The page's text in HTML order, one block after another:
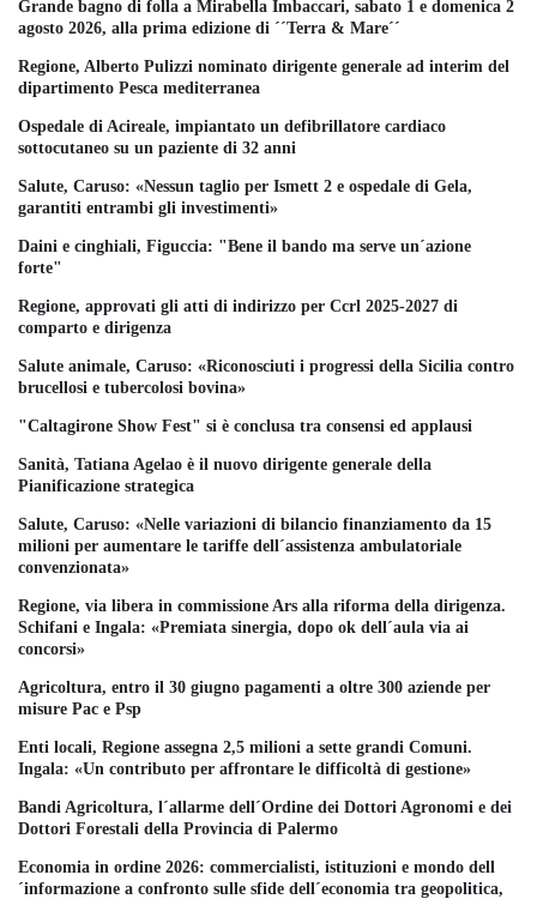
Grande bagno di folla a Mirabella Imbaccari, sabato 1 e domenica 2
agosto 2026, alla prima edizione di ´´Terra & Mare´´
Regione, Alberto Pulizzi nominato dirigente generale ad interim del
dipartimento Pesca mediterranea
Ospedale di Acireale, impiantato un defibrillatore cardiaco
sottocutaneo su un paziente di 32 anni
Salute, Caruso: «Nessun taglio per Ismett 2 e ospedale di Gela,
garantiti entrambi gli investimenti»
Daini e cinghiali, Figuccia: "Bene il bando ma serve un´azione
forte"
Regione, approvati gli atti di indirizzo per Ccrl 2025-2027 di
comparto e dirigenza
Salute animale, Caruso: «Riconosciuti i progressi della Sicilia contro
brucellosi e tubercolosi bovina»
"Caltagirone Show Fest" si è conclusa tra consensi ed applausi
Sanità, Tatiana Agelao è il nuovo dirigente generale della
Pianificazione strategica
Salute, Caruso: «Nelle variazioni di bilancio finanziamento da 15
milioni per aumentare le tariffe dell´assistenza ambulatoriale
convenzionata»
Regione, via libera in commissione Ars alla riforma della dirigenza.
Schifani e Ingala: «Premiata sinergia, dopo ok dell´aula via ai
concorsi»
Agricoltura, entro il 30 giugno pagamenti a oltre 300 aziende per
misure Pac e Psp
Enti locali, Regione assegna 2,5 milioni a sette grandi Comuni.
Ingala: «Un contributo per affrontare le difficoltà di gestione»
Bandi Agricoltura, l´allarme dell´Ordine dei Dottori Agronomi e dei
Dottori Forestali della Provincia di Palermo
Economia in ordine 2026: commercialisti, istituzioni e mondo dell
´informazione a confronto sulle sfide dell´economia tra geopolitica,